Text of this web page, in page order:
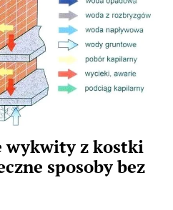
wykwity z kostki
sposoby bez